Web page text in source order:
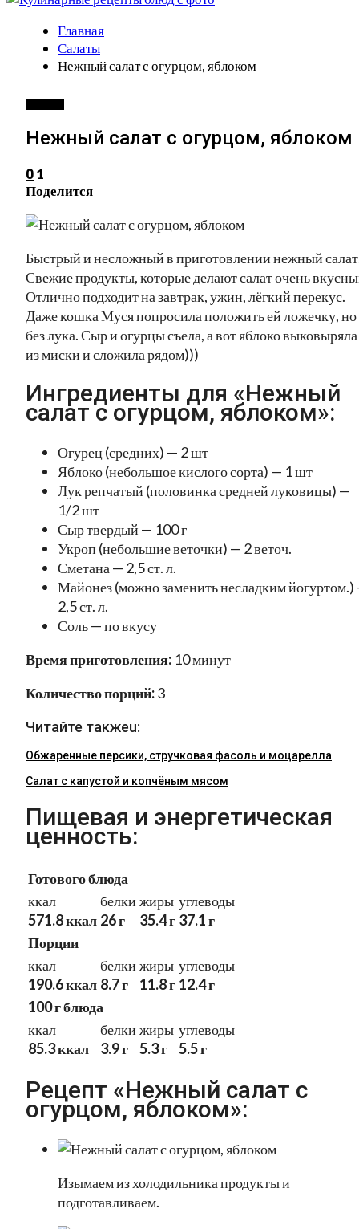
Главная
Салаты
Нежный салат с огурцом, яблоком
Нежный салат с огурцом, яблоком
0 1
Поделится
Быстрый и несложный в приготовлении нежный
Свежие продукты, которые делают салат очень
Отлично подходит на завтрак, ужин, лёгкий перекус.
Даже кошка Муся попросила положить ей ложечку, но
без лука. Сыр и огурцы съела, а вот яблоко выковыряла
из миски и сложила рядом)))
Ингредиенты для «Нежный
салат с огурцом, яблоком»:
Огурец (средних) — 2 шт
Яблоко (небольшое кислого сорта) — 1 шт
Лук репчатый (половинка средней луковицы) —
1/2 шт
Сыр твердый — 100 г
Укроп (небольшие веточки) — 2 веточ.
Сметана — 2,5 ст. л.
Майонез (можно заменить несладким
2,5 ст. л.
Соль — по вкусу
Время приготовления: 10 минут
Количество порций:3
Читайте такжеu:
Обжаренные персики, стручковая фасоль и моцарелла
Салат с капустой и копчёным мясом
Пищевая и энергетическая
ценность:
Готового блюда
ккал
571.8 ккал
белки
26 г
жиры
35.4 г
углеводы
37.1 г
Порции
ккал
190.6 ккал
белки
8.7 г
жиры
11.8 г
углеводы
12.4 г
100 г блюда
ккал
85.3 ккал
белки
3.9 г
жиры
5.3 г
углеводы
5.5 г
Рецепт «Нежный салат с
огурцом, яблоком»:
Изымаем из холодильника продукты и
подготавливаем.